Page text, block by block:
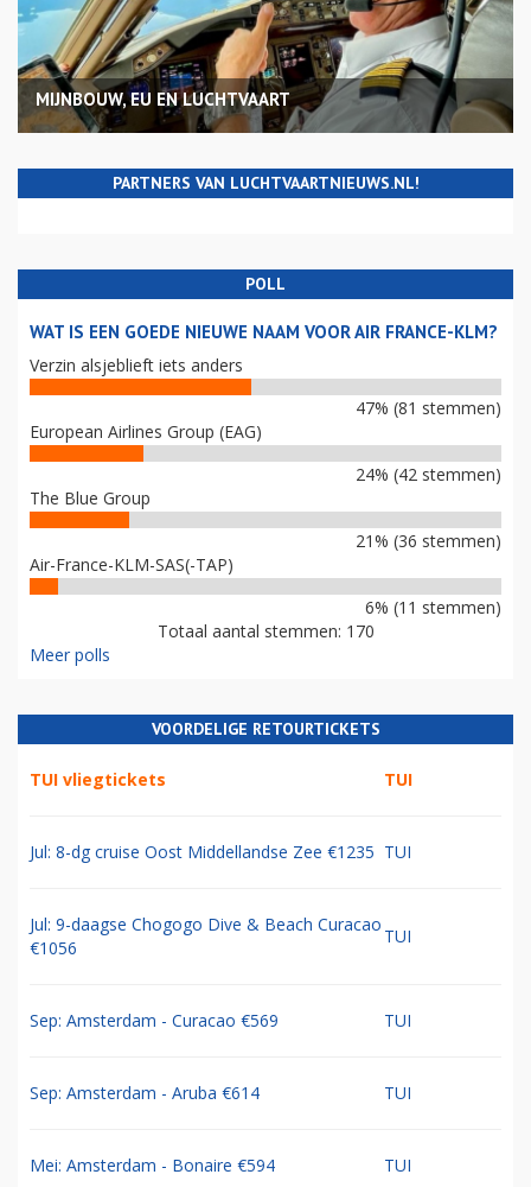
MIJNBOUW, EU EN LUCHTVAART
PARTNERS VAN LUCHTVAARTNIEUWS.NL!
POLL
WAT IS EEN GOEDE NIEUWE NAAM VOOR AIR FRANCE-KLM?
Verzin alsjeblieft iets anders
47% (81 stemmen)
European Airlines Group (EAG)
24% (42 stemmen)
The Blue Group
21% (36 stemmen)
Air-France-KLM-SAS(-TAP)
6% (11 stemmen)
Totaal aantal stemmen: 170
Meer polls
VOORDELIGE RETOURTICKETS
TUI vliegtickets TUI
Jul: 8-dg cruise Oost Middellandse Zee €1235 TUI
Jul: 9-daagse Chogogo Dive & Beach Curacao
€1056
TUI
Sep: Amsterdam - Curacao €569 TUI
Sep: Amsterdam - Aruba €614 TUI
Mei: Amsterdam - Bonaire €594 TUI